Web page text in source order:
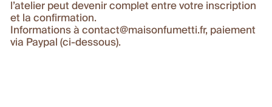
l’atelier peut devenir complet entre votre inscription
et la confirmation.
Informations à contact@maisonfumetti.fr, paiement
via Paypal (ci-dessous).